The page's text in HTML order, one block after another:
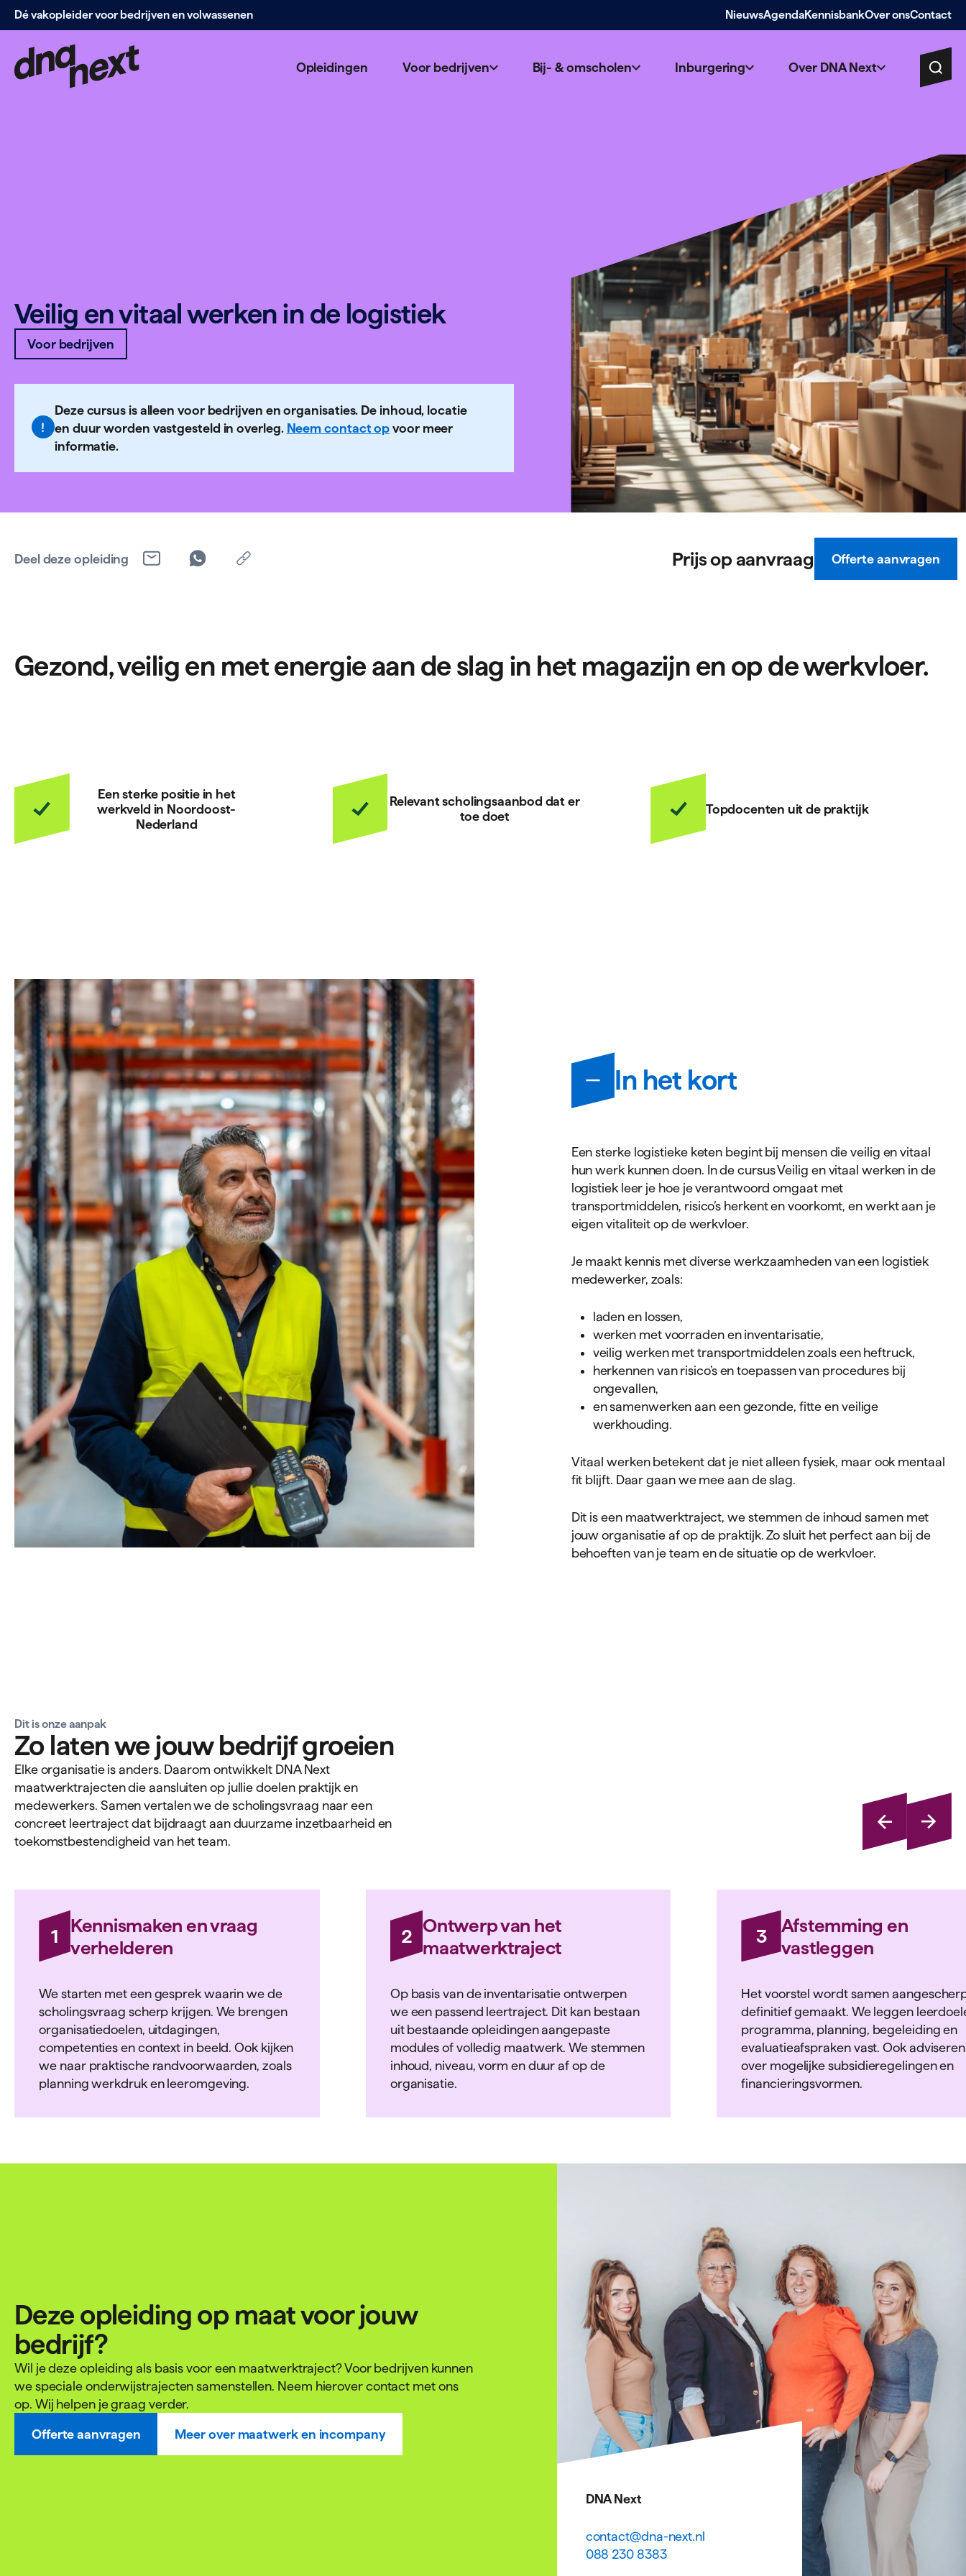
Navigatie
overslaan
Dé vakopleider voor bedrijven en volwassenen NieuwsAgendaKennisbankOver onsContact
Opleidingen Voor bedrijven Bij- & omscholen Inburgering Over DNA Next
Veilig en vitaal werken in de logistiek
Voor bedrijven
Deze cursus is alleen voor bedrijven en organisaties. De inhoud, locatie
en duur worden vastgesteld in overleg. Neem contact op voor meer
informatie.
Deel deze opleiding Prijs op aanvraag Offerte aanvragen
Gezond, veilig en met energie aan de slag in het magazijn en op de werkvloer.
Een sterke positie in het
werkveld in Noordoost-
Nederland
Relevant scholingsaanbod dat er
toe doet
Topdocenten uit de praktijk
In het kort
Een sterke logistieke keten begint bij mensen die veilig en vitaal
hun werk kunnen doen. In de cursus Veilig en vitaal werken in de
logistiek leer je hoe je verantwoord omgaat met
transportmiddelen, risico’s herkent en voorkomt, en werkt aan je
eigen vitaliteit op de werkvloer.
Je maakt kennis met diverse werkzaamheden van een logistiek
medewerker, zoals:
laden en lossen,
werken met voorraden en inventarisatie,
veilig werken met transportmiddelen zoals een heftruck,
herkennen van risico’s en toepassen van procedures bij
ongevallen,
en samenwerken aan een gezonde, fitte en veilige
werkhouding.
Vitaal werken betekent dat je niet alleen fysiek, maar ook mentaal
fit blijft. Daar gaan we mee aan de slag.
Dit is een maatwerktraject, we stemmen de inhoud samen met
jouw organisatie af op de praktijk. Zo sluit het perfect aan bij de
behoeften van je team en de situatie op de werkvloer.
Dit is onze aanpak
Zo laten we jouw bedrijf groeien
Elke organisatie is anders. Daarom ontwikkelt DNA Next
maatwerktrajecten die aansluiten op jullie doelen praktijk en
medewerkers. Samen vertalen we de scholingsvraag naar een
concreet leertraject dat bijdraagt aan duurzame inzetbaarheid en
toekomstbestendigheid van het team.
1
Kennismaken en vraag
verhelderen
We starten met een gesprek waarin we de
scholingsvraag scherp krijgen. We brengen
organisatiedoelen, uitdagingen,
competenties en context in beeld. Ook kijken
we naar praktische randvoorwaarden, zoals
planning werkdruk en leeromgeving.
2
Ontwerp van het
maatwerktraject
Op basis van de inventarisatie ontwerpen
we een passend leertraject. Dit kan bestaan
uit bestaande opleidingen aangepaste
modules of volledig maatwerk. We stemmen
inhoud, niveau, vorm en duur af op de
organisatie.
3
Afstemming en
vastleggen
Het voorstel wordt samen
definitief gemaakt. We leggen
programma, planning, begeleiding en
evaluatieafspraken vast. Ook
over mogelijke subsidieregelingen en
financieringsvormen.
Deze opleiding op maat voor jouw
bedrijf?
Wil je deze opleiding als basis voor een maatwerktraject? Voor bedrijven kunnen
we speciale onderwijstrajecten samenstellen. Neem hierover contact met ons
op. Wij helpen je graag verder.
Offerte aanvragen Meer over maatwerk en incompany
DNA Next
contact@dna-next.nl
088 230 8383